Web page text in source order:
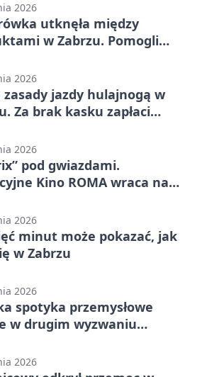
2026
utknęła między
w Zabrzu. Pomogli
2026
zasady jazdy hulajnogą w
Za brak kasku zapłaci
2026
pod gwiazdami.
Kino ROMA wraca na
2026
minut może pokazać, jak
w Zabrzu
2026
spotyka przemysłowe
w drugim wyzwaniu
2026